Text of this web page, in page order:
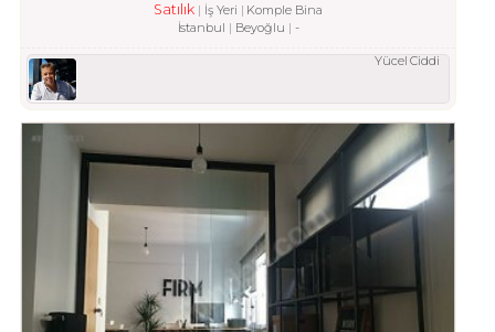
Satılık İş Yeri
Komple Bina
İstanbul
Beyoğlu -
Yücel Ciddi